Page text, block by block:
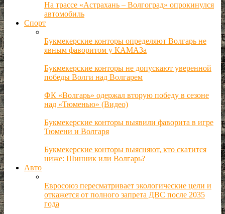
На трассе «Астрахань – Волгоград» опрокинулся
автомобиль
Спорт
Букмекерские конторы определяют Волгарь не
явным фаворитом у КАМАЗа
Букмекерские конторы не допускают уверенной
победы Волги над Волгарем
ФК «Волгарь» одержал вторую победу в сезоне
над «Тюменью» (Видео)
Букмекерские конторы выявили фаворита в игре
Тюмени и Волгаря
Букмекерские конторы выясняют, кто скатится
ниже: Шинник или Волгарь?
Авто
Евросоюз пересматривает экологические цели и
откажется от полного запрета ДВС после 2035
года